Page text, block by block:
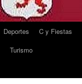
Deportes
C y Fiestas
Turismo